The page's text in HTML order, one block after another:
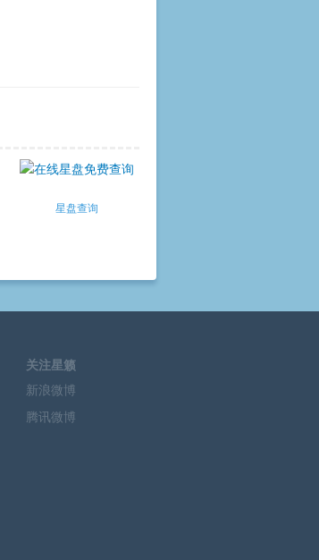
星盘查询
关注星籁
新浪微博
腾讯微博